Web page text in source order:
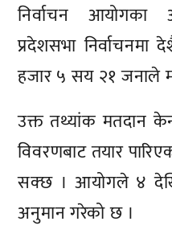
निर्वाचन आयोगका
प्रदेशसभा
हजार ५ सय २१ जनाले
उक्त तथ्यांक मतदान
विवरणबाट तयार
सक्छ । आयोगले ४
अनुमान गरेको छ ।